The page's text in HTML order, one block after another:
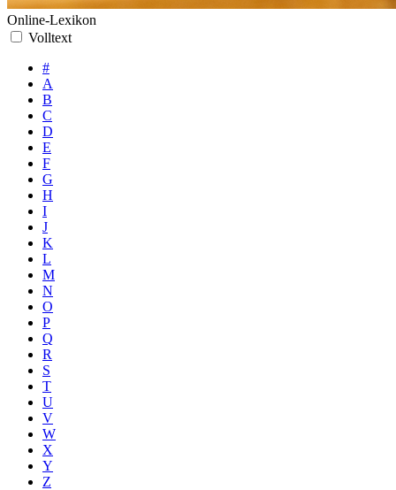
Online-Lexikon
Volltext
#
A
B
C
D
E
F
G
H
I
J
K
L
M
N
O
P
Q
R
S
T
U
V
W
X
Y
Z